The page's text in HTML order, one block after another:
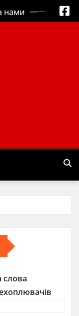
нами
слова